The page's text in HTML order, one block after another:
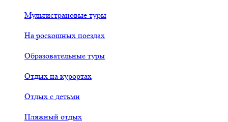
Мультистрановые туры
На роскошных поездах
Образовательные туры
Отдых на курортах
Отдых с детьми
Пляжный отдых